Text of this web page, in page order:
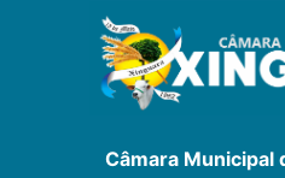
Câmara Municipal